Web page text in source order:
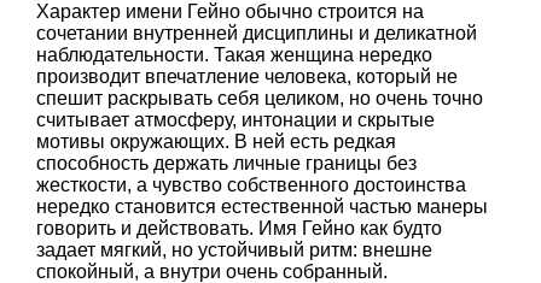
Характер имени Гейно обычно строится на
сочетании внутренней дисциплины и деликатной
наблюдательности. Такая женщина нередко
производит впечатление человека, который не
спешит раскрывать себя целиком, но очень точно
считывает атмосферу, интонации и скрытые
мотивы окружающих. В ней есть редкая
способность держать личные границы без
жесткости, а чувство собственного достоинства
нередко становится естественной частью манеры
говорить и действовать. Имя Гейно как будто
задает мягкий, но устойчивый ритм: внешне
спокойный, а внутри очень собранный.